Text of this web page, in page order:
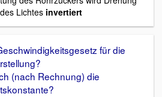
Lichtes invertiert
für die
(nach Rechnung) die